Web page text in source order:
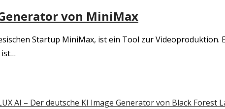
von MiniMax
Startup MiniMax, ist ein Tool zur
ist…